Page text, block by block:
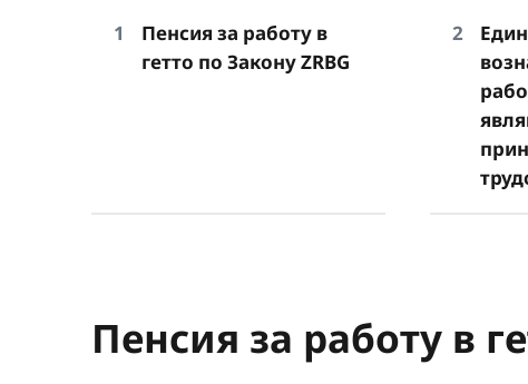
Пенсия за работу в
гетто по Закону ZRBG
Пенсия за работу в